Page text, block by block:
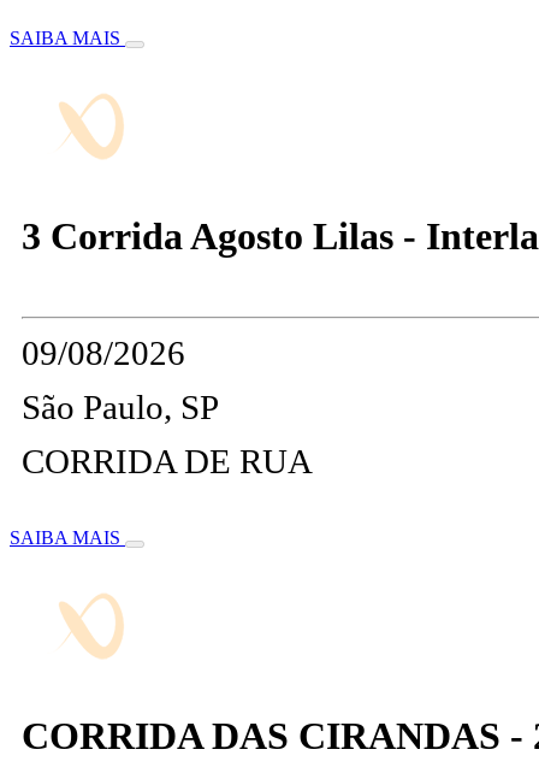
SAIBA MAIS
3 Corrida Agosto Lilas -
09/08/2026
São Paulo, SP
CORRIDA DE RUA
SAIBA MAIS
CORRIDA DAS CIRANDAS -